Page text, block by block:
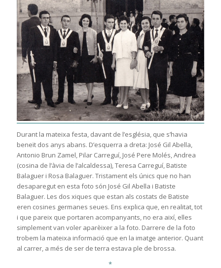
Durant la mateixa festa, davant de l’església, que s’havia
beneït dos anys abans. D’esquerra a dreta: José Gil Abella,
Antonio Brun Zamel, Pilar Carreguí, José Pere Molés, Andrea
(cosina de l’àvia de l’alcaldessa), Teresa Carreguí, Batiste
Balaguer i Rosa Balaguer. Tristament els únics que no han
desaparegut en esta foto són José Gil Abella i Batiste
Balaguer. Les dos xiques que estan als costats de Batiste
eren cosines germanes seues. Ens explica que, en realitat, tot
i que pareix que portaren acompanyants, no era així, elles
simplement van voler aparèixer a la foto. Darrere de la foto
trobem la mateixa informació que en la imatge anterior. Quant
al carrer, a més de ser de terra estava ple de brossa.
*